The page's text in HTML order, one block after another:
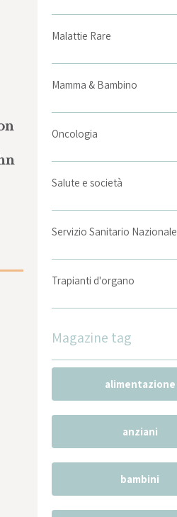
Malattie Rare
Mamma & Bambino
Oncologia
Salute e società
Servizio Sanitario Nazionale
Trapianti d'organo
Magazine tag
alimentazione
anziani
bambini